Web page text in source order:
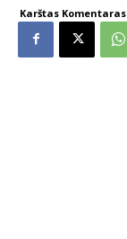
Karštas Komentaras